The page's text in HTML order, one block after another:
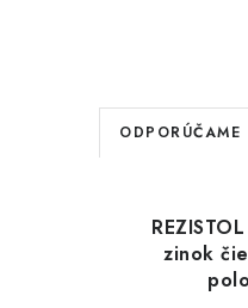
R
a
ODPORÚČAME
zinok